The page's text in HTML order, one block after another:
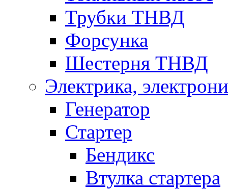
Трубки ТНВД
Форсунка
Шестерня ТНВД
Электрика,
Генератор
Стартер
Бендикс
Втулка стартера